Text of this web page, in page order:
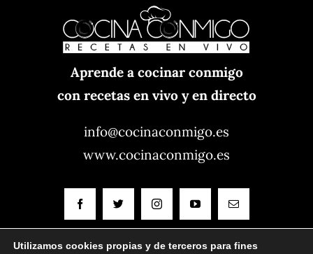
Aprende a cocinar conmigo
con recetas en vivo y en directo
info@cocinaconmigo.es
www.cocinaconmigo.es
Utilizamos cookies propias y de terceros para fines